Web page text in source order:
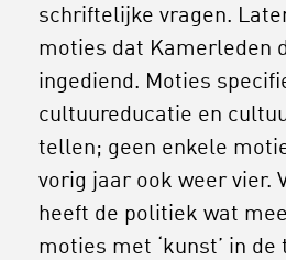
schriftelijke vragen.
moties dat Kamerleden
ingediend. Moties
cultuureducatie en
tellen; geen enkele
vorig jaar ook weer vier.
heeft de politiek wat
moties met ‘kunst’ in